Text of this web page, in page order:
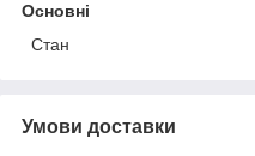
Основні
Стан
Умови доставки